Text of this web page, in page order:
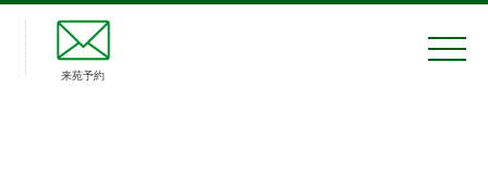
来苑予約